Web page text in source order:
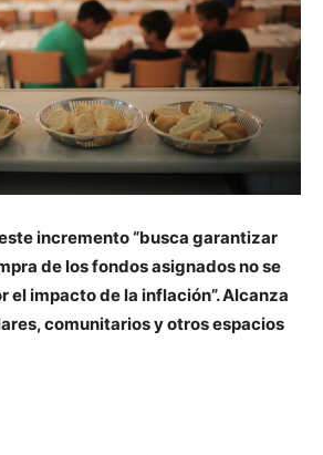
incremento “busca garantizar
de los fondos asignados no se
el impacto de la inflación”. Alcanza
comunitarios y otros espacios